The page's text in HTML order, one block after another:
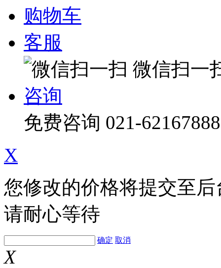
购物车
客服
微信扫一
咨询
免费咨询 021-62167888
X
您修改的价格将提交至
请耐心等待
确定 取消
X